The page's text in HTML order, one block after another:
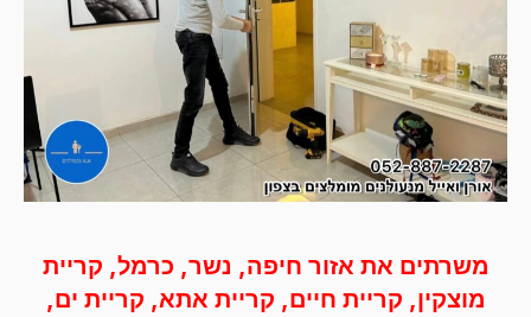
משרתים את אזור חיפה, נשר, כרמל, קריית
מוצקין, קריית חיים, קריית אתא, קריית ים,